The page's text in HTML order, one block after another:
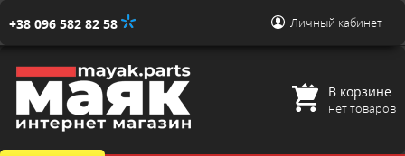
+38 096 582 82 58 Личный кабинет
В корзине
нет товаров